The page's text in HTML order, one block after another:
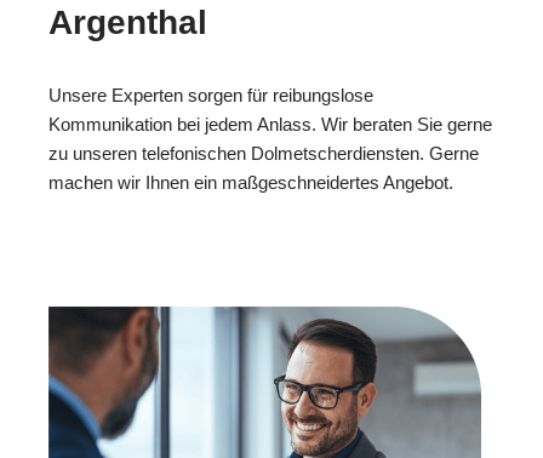
Argenthal
Unsere Experten sorgen für reibungslose
Kommunikation bei jedem Anlass. Wir beraten Sie gerne
zu unseren telefonischen Dolmetscherdiensten. Gerne
machen wir Ihnen ein maßgeschneidertes Angebot.